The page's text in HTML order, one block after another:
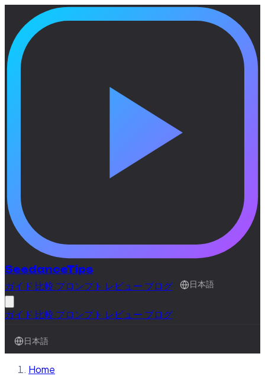
SeedanceTips
ガイド 比較 プロンプト レビュー ブログ 日本語
ガイド 比較 プロンプト レビュー ブログ
日本語
Home